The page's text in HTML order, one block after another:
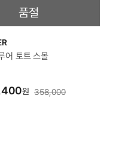
품절
어 토트 스몰
원 358,000